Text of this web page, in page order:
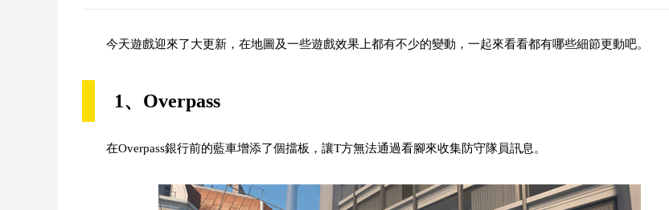
今天遊戲迎來了大更新，在地圖及一些遊戲效果上都有不少的變動，一起來看看都有哪些細節更動吧。
1、Overpass
在Overpass銀行前的藍車增添了個擋板，讓T方無法通過看腳來收集防守隊員訊息。